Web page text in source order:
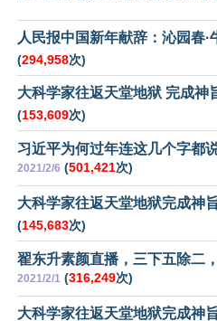
人民报中国新年献辞：沁园春·
(294,958次)
大科学家往返天堂地狱 完成神
(153,609次)
习近平为何过年连这几个字都
2021/2/6 (501,421次)
大科学家往返天堂地狱完成神
(145,683次)
翟东升素颜直播，三下五除二
2021/2/1 (316,249次)
大科学家往返天堂地狱完成神